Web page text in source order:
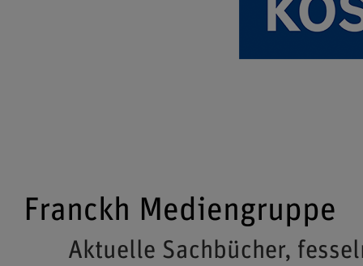
Franckh Mediengruppe
Aktuelle Sachbücher,